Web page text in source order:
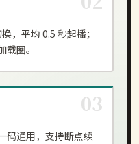
，平均 0.5 秒起播；
圈。
码通用，支持断点续